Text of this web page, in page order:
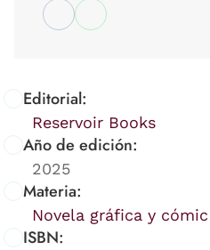
Editorial:
Reservoir Books
Año de edición:
2025
Materia:
Novela gráfica y cómic
ISBN: